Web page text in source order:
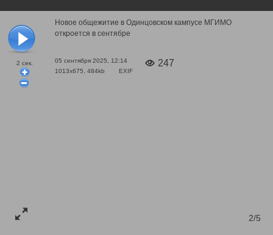
2 сек.
Новое общежитие в Одинцовском кампусе МГИМО
откроется в сентябре
05 сентября 2025, 12:14
1013x675, 484kb
EXIF
247
2/5